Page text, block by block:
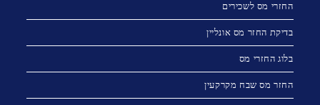
החזרי מס לשכירים
בדיקת החזר מס אונליין
בלוג החזרי מס
החזר מס שבח מקרקעין